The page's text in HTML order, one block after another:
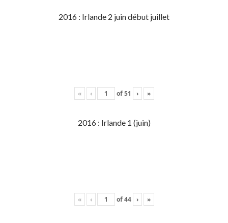
2016 : Irlande 2 juin début juillet
« ‹ of51 › »
2016 : Irlande 1 (juin)
« ‹ of44 › »